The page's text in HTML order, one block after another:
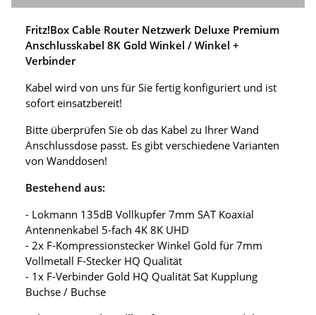
Fritz!Box Cable Router Netzwerk Deluxe Premium
Anschlusskabel 8K Gold Winkel / Winkel +
Verbinder
Kabel wird von uns für Sie fertig konfiguriert und ist
sofort einsatzbereit!
Bitte überprüfen Sie ob das Kabel zu Ihrer Wand
Anschlussdose passt. Es gibt verschiedene Varianten
von Wanddosen!
Bestehend aus:
- Lokmann 135dB Vollkupfer 7mm SAT Koaxial
Antennenkabel 5-fach 4K 8K UHD
- 2x F-Kompressionstecker Winkel Gold für 7mm
Vollmetall F-Stecker HQ Qualität
- 1x F-Verbinder Gold HQ Qualität Sat Kupplung
Buchse / Buchse